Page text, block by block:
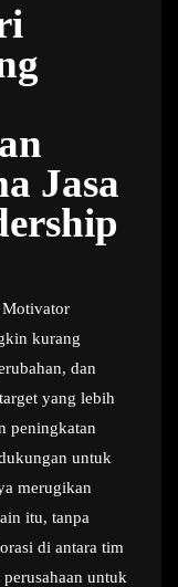
Jasa
Motivator
kurang
dan
yang lebih
peningkatan
untuk
merugikan
itu, tanpa
di antara tim
untuk